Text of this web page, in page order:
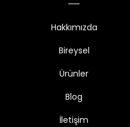
Hakkımızda
Bireysel
Ürünler
Blog
İletişim